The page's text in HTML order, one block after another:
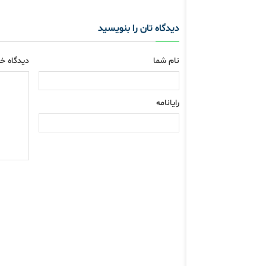
دیدگاه تان را بنویسید
نام شما
رایانامه
دیدگاه